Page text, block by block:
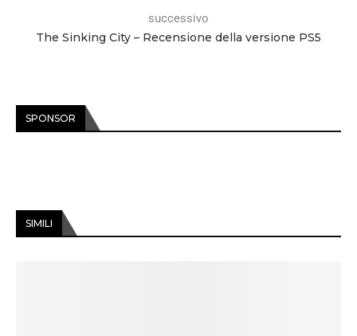
successivo
The Sinking City – Recensione della versione PS5
SPONSOR
SIMILI